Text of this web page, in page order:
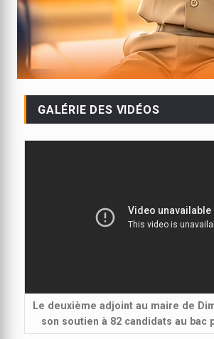
GALÉRIE DES VIDÉOS
Le deuxième adjoint au maire de
son soutien à 82 candidats au bac